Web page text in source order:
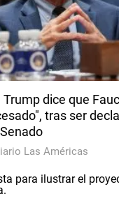
Trump dice que
tras ser
Las Américas